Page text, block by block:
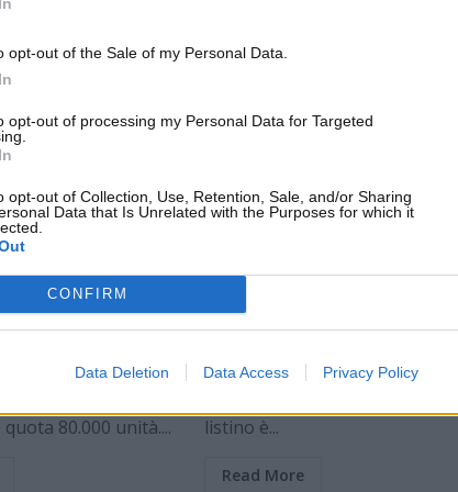
opt-out of the Sale of my Personal Data.
opt-out of processing my Personal Data for Targeted
opt-out of Collection, Use, Retention, Sale, and/or Sharing
Data that Is Unrelated with the Purposes for which it
CONFIRM
Data Deletion Data Access Privacy Policy
triplica le vendite
2025
25-30.000 veicoli
80.000 unità....
Lifestyle
T B
vengono considerate le Porsche
listino è...
Read More